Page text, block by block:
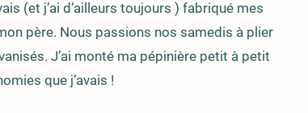
(et j’ai d’ailleurs toujours ) fabriqué mes
père. Nous passions nos samedis à plier
J’ai monté ma pépinière petit à petit
que j’avais !